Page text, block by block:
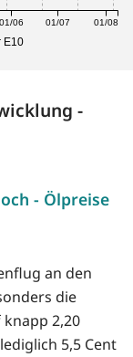
01/06 01/07 01/08
E10
-
- Ölpreise
an den
die
2,20
5,5 Cent